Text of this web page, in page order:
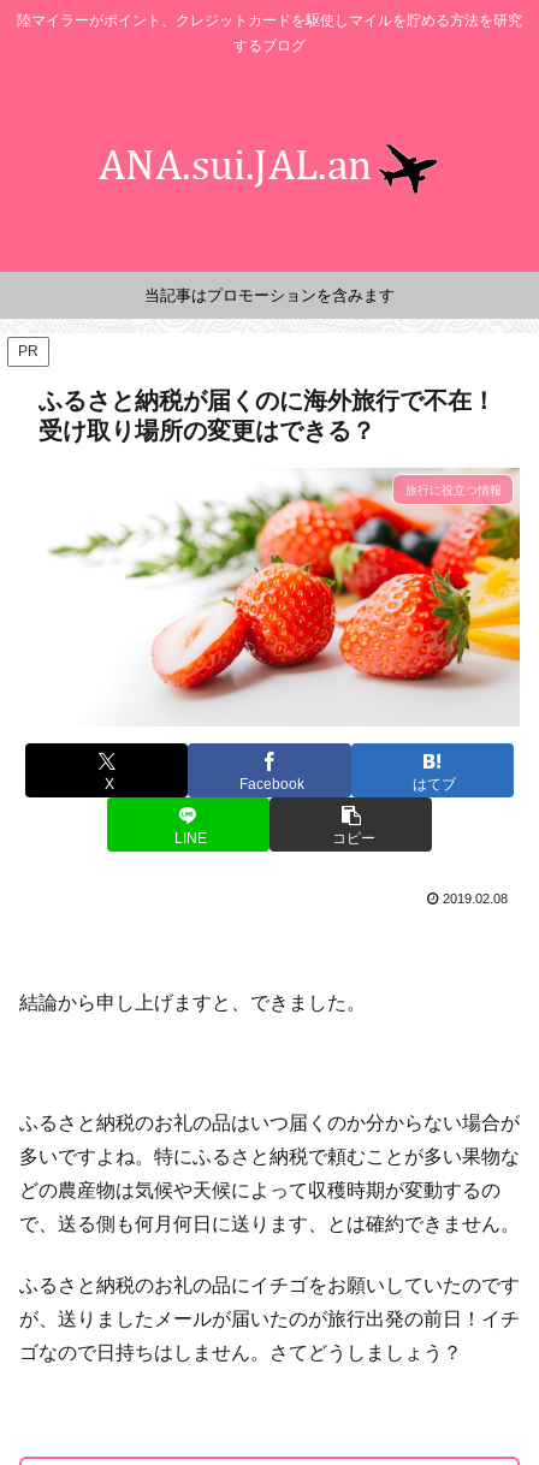
陸マイラーがポイント、クレジットカードを駆使しマイルを貯める方法を研究
するブログ
当記事はプロモーションを含みます
PR
ふるさと納税が届くのに海外旅行で不在！
受け取り場所の変更はできる？
旅行に役立つ情報
X Facebook はてブ
LINE コピー
2019.02.08
結論から申し上げますと、できました。
ふるさと納税のお礼の品はいつ届くのか分からない場合が
多いですよね。特にふるさと納税で頼むことが多い果物な
どの農産物は気候や天候によって収穫時期が変動するの
で、送る側も何月何日に送ります、とは確約できません。
ふるさと納税のお礼の品にイチゴをお願いしていたのです
が、送りましたメールが届いたのが旅行出発の前日！イチ
ゴなので日持ちはしません。さてどうしましょう？